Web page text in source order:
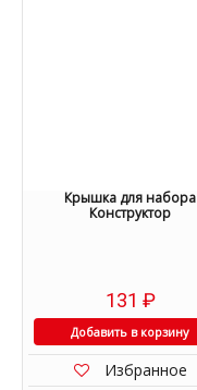
Крышка для набора
Конструктор
131 ₽
Добавить в корзину
Избранное